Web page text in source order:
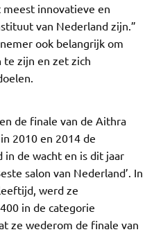
innovatieve en
van Nederland zijn.”
ook belangrijk om
te zijn en zet zich
de finale van de Aithra
2010 en 2014 de
de wacht en is dit jaar
salon van Nederland’. In
werd ze
in de categorie
ze wederom de finale van